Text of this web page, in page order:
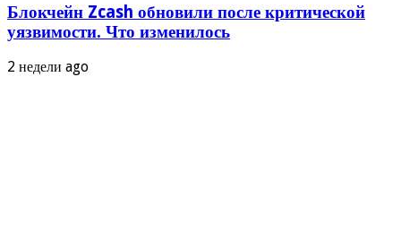
Блокчейн Zcash обновили после критической
уязвимости. Что изменилось
2 недели ago